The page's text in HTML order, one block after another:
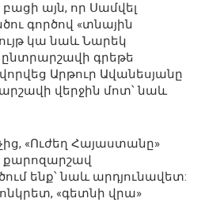
այն, որ Սամվել
գործով «տնային
կա նաև Նարեկ
գրեթե
Արթուր Ավանեսյանը
վերջին մոտ՝ նաև
«Ուժեղ Հայաստանը»
ենք՝ նաև արդյունավետ:
«գետնի վրա»